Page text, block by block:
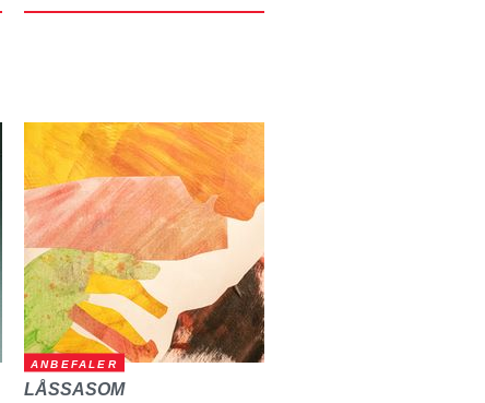
ANBEFALER
LÅSSASOM